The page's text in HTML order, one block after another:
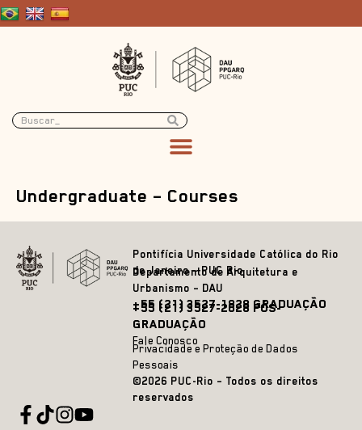
Undergraduate – Courses
Pontifícia Universidade Católica do Rio
de Janeiro – PUC Rio
Departamento de Arquitetura e
Urbanismo – DAU
+55 (21) 3527-1828 GRADUAÇÃO
+55 (21) 3527-2628 PÓS-
GRADUAÇÃO
Fale Conosco
Privacidade e Proteção de Dados
Pessoais
©2026 PUC-Rio – Todos os direitos
reservados